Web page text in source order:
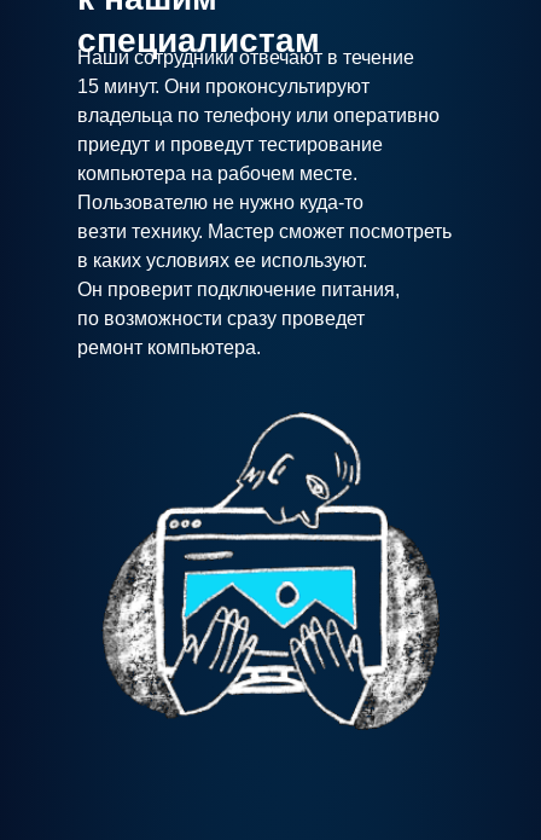
специалистам
Наши сотрудники отвечают в течение
15 минут. Они проконсультируют
владельца по телефону или оперативно
приедут и проведут тестирование
компьютера на рабочем месте.
Пользователю не нужно куда-то
везти технику. Мастер сможет посмотреть
в каких условиях ее используют.
Он проверит подключение питания,
по возможности сразу проведет
ремонт компьютера.